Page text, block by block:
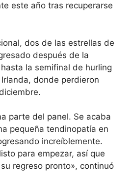
este año tras recuperarse
dos de las estrellas de
después de la
la semifinal de hurling
donde perdieron
parte del panel. Se acaba
pequeña tendinopatía en
increíblemente.
para empezar, así que
regreso pronto», continuó